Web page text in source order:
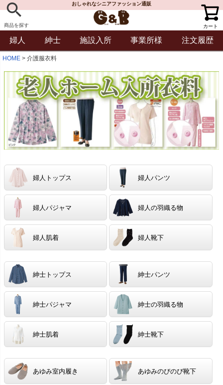
商品を探す
おしゃれなシニアファッション通販
カート
婦人 紳士 施設入所 事業所様 注文履歴
HOME 介護服衣料
婦人トップス 婦人パンツ
婦人パジャマ 婦人の羽織る物
婦人肌着 婦人靴下
紳士トップス 紳士パンツ
紳士パジャマ 紳士の羽織る物
紳士肌着 紳士靴下
あゆみ室内履き あゆみのびのび靴下